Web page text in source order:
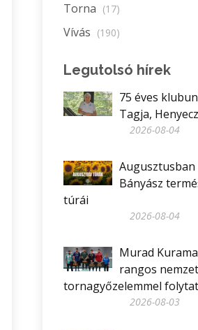
Torna (17)
Vívás (190)
Legutolsó hírek
75 éves
Tagja,
2026-08-04
Augusztusban
Bányász
túrái
2026-08-04
Murad
rangos
tornagyőzelemmel
2026-08-03